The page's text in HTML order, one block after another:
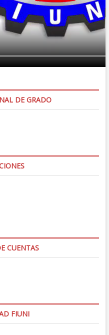
DE GRADO
CUENTAS
FIUNI